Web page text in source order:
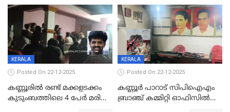
KERALA
Posted On 22-12-2025
കണ്ണൂരിൽ രണ്ട് മക്കളടക്കം
കുടുംബത്തിലെ 4 പേർ മരിച്ച
KERALA
Posted On 22-12-2025
കണ്ണൂർ പാറാട് സിപിഐഎം
ബ്രാഞ്ച് കമ്മിറ്റി ഓഫിസിൽ